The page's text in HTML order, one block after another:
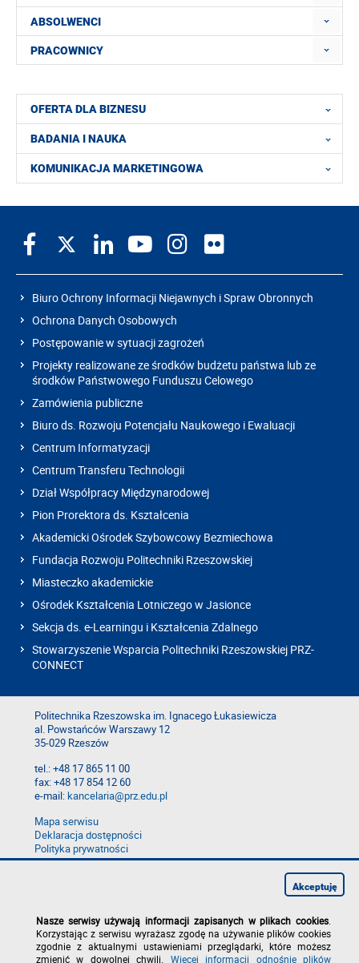
ABSOLWENCI
PRACOWNICY
OFERTA DLA BIZNESU
BADANIA I NAUKA
KOMUNIKACJA MARKETINGOWA
Biuro Ochrony Informacji Niejawnych i Spraw Obronnych
Ochrona Danych Osobowych
Postępowanie w sytuacji zagrożeń
Projekty realizowane ze środków budżetu państwa lub ze
środków Państwowego Funduszu Celowego
Zamówienia publiczne
Biuro ds. Rozwoju Potencjału Naukowego i Ewaluacji
Centrum Informatyzacji
Centrum Transferu Technologii
Dział Współpracy Międzynarodowej
Pion Prorektora ds. Kształcenia
Akademicki Ośrodek Szybowcowy Bezmiechowa
Fundacja Rozwoju Politechniki Rzeszowskiej
Miasteczko akademickie
Ośrodek Kształcenia Lotniczego w Jasionce
Sekcja ds. e-Learningu i Kształcenia Zdalnego
Stowarzyszenie Wsparcia Politechniki Rzeszowskiej PRZ-
CONNECT
Politechnika Rzeszowska im. Ignacego Łukasiewicza
al. Powstańców Warszawy 12
35-029 Rzeszów
tel.: +48 17 865 11 00
fax: +48 17 854 12 60
e-mail:kancelaria@prz.edu.pl
Mapa serwisu
Deklaracja dostępności
Polityka prywatności
Zgłoś błąd na stronie
Nasze serwisy używają informacji zapisanych w plikach cookies
Korzystając z serwisu wyrażasz zgodę na używanie plików cookies
zgodnie z aktualnymi ustawieniami przeglądarki, które możesz
zmienić w dowolnej chwili. Więcej informacji odnośnie plików
Akceptuję